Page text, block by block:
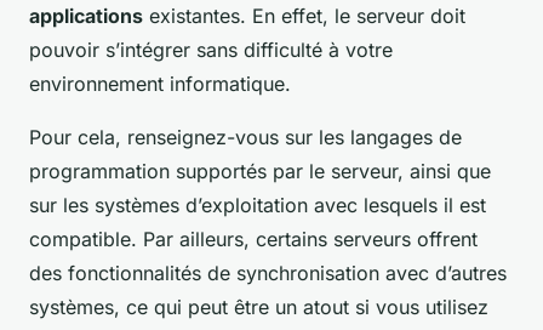
applications existantes. En effet, le serveur doit
pouvoir s’intégrer sans difficulté à votre
environnement informatique.
Pour cela, renseignez-vous sur les langages de
programmation supportés par le serveur, ainsi que
sur les systèmes d’exploitation avec lesquels il est
compatible. Par ailleurs, certains serveurs offrent
des fonctionnalités de synchronisation avec d’autres
systèmes, ce qui peut être un atout si vous utilisez